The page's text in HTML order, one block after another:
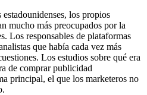
estadounidenses, los propios
mucho más preocupados por la
Los responsables de plataformas
que había cada vez más
Los estudios sobre qué era
de comprar publicidad
principal, el que los marketeros no